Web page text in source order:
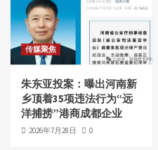
传媒聚焦
朱东亚投案：曝出河南新
乡顶着35项违法行为“远
洋捕捞”港商成都企业
2026年7月28日 0